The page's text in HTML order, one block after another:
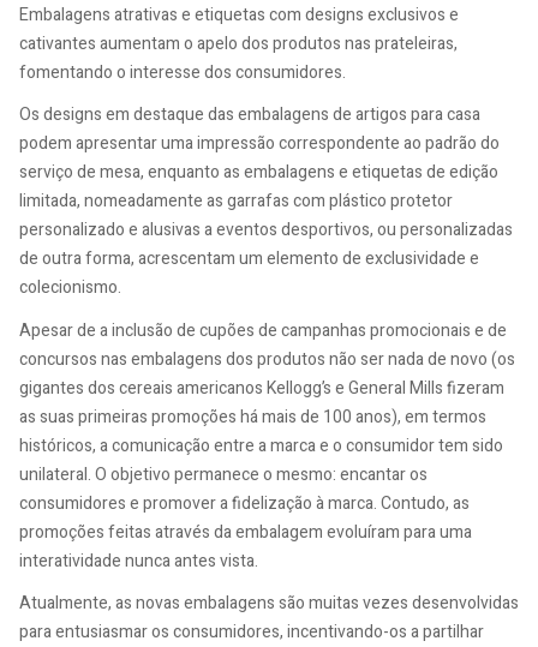
Embalagens atrativas e etiquetas com designs exclusivos e
cativantes aumentam o apelo dos produtos nas prateleiras,
fomentando o interesse dos consumidores.
Os designs em destaque das embalagens de artigos para casa
podem apresentar uma impressão correspondente ao padrão do
serviço de mesa, enquanto as embalagens e etiquetas de edição
limitada, nomeadamente as garrafas com plástico protetor
personalizado e alusivas a eventos desportivos, ou personalizadas
de outra forma, acrescentam um elemento de exclusividade e
colecionismo.
Apesar de a inclusão de cupões de campanhas promocionais e de
concursos nas embalagens dos produtos não ser nada de novo (os
gigantes dos cereais americanos Kellogg’s e General Mills fizeram
as suas primeiras promoções há mais de 100 anos), em termos
históricos, a comunicação entre a marca e o consumidor tem sido
unilateral. O objetivo permanece o mesmo: encantar os
consumidores e promover a fidelização à marca. Contudo, as
promoções feitas através da embalagem evoluíram para uma
interatividade nunca antes vista.
Atualmente, as novas embalagens são muitas vezes desenvolvidas
para entusiasmar os consumidores, incentivando-os a partilhar